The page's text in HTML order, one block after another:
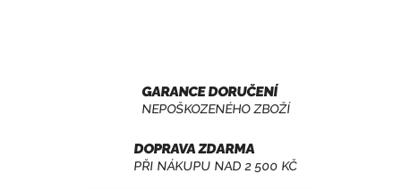
GARANCE DORUČENÍ
NEPOŠKOZENÉHO ZBOŽÍ
DOPRAVA ZDARMA
PŘI NÁKUPU NAD 2 500 KČ